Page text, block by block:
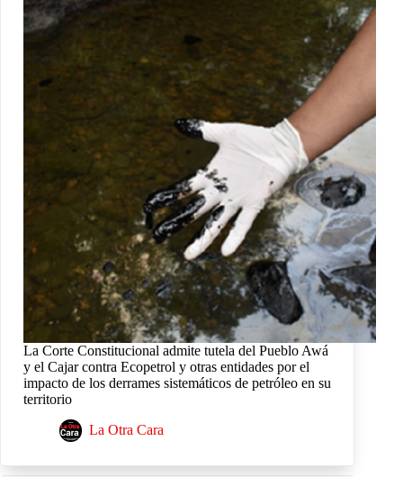
La Corte Constitucional admite tutela del Pueblo Awá
y el Cajar contra Ecopetrol y otras entidades por el
impacto de los derrames sistemáticos de petróleo en su
territorio
La Otra Cara